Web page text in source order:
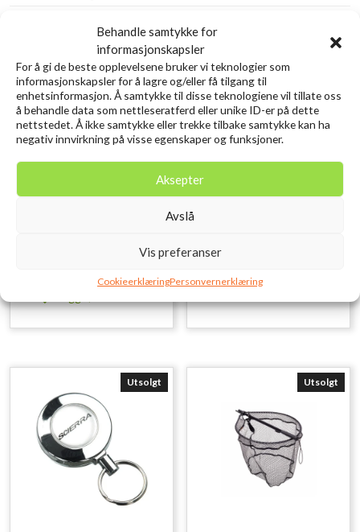
Behandle samtykke for
informasjonskapsler
For å gi de beste opplevelsene bruker vi teknologier som
informasjonskapsler for å lagre og/eller få tilgang til
enhetsinformasjon. Å samtykke til disse teknologiene vil tillate oss
å behandle data som nettleseratferd eller unike ID-er på dette
nettstedet. Å ikke samtykke eller trekke tilbake samtykke kan ha
negativ innvirkning på visse egenskaper og funksjoner.
Aksepter
Avslå
Vis preferanser
CookieerklæringPersonvernerklæring
Utsolgt
Legg i ønskelisten
Utsolgt Utsolgt